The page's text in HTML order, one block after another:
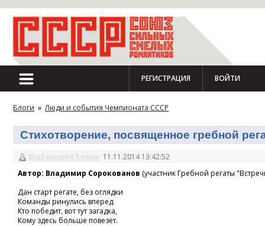
РЕГИСТРАЦИЯ ВОЙТИ
Блоги » Люди и события Чемпионата СССР
Стихотворение, посвященное гребной
Шабалкина Елена 11.11.2014 13:42:52
Автор: Владимир Сорокованов (участник Гребной регаты
Дан старт регате, без оглядки
Команды ринулись вперед.
Кто победит, вот тут загадка,
Кому здесь больше повезет.